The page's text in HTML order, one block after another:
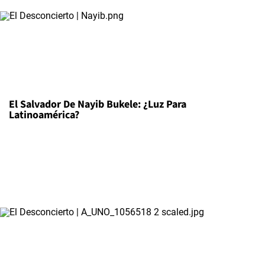
El Salvador De Nayib Bukele: ¿Luz Para
Latinoamérica?